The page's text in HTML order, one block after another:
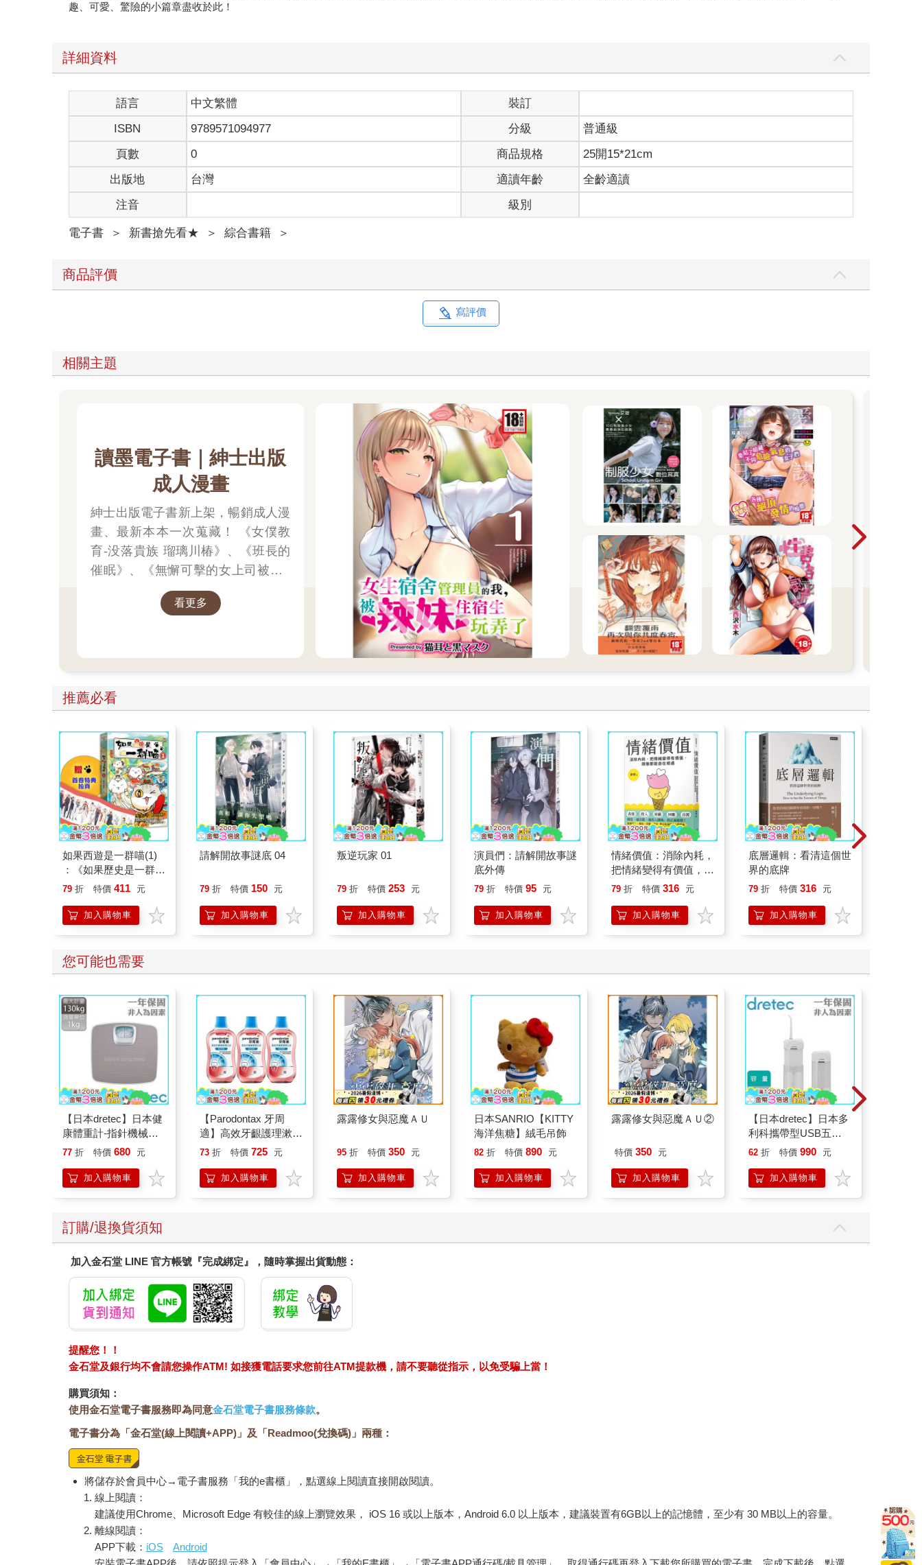
趣、可愛、驚險的小篇章盡收於此！
詳細資料
語言 中文繁體
裝訂
ISBN
9789571094977 分級
普通級
頁數
0 商品規格
25開15*21cm
出版地
台灣 適讀年齡
全齡適讀
注音
級別
電子書 ＞ 新書搶先看★ ＞ 綜合書籍 ＞
商品評價
寫評價
相關主題
讀墨電子書｜紳士出版
成人漫畫
紳士出版電子書新上架，暢銷成人漫
畫、最新本本一次蒐藏！ 《女僕教
育-没落貴族 瑠璃川椿》、《班長的
催眠》、《無懈可擊的女上司被●得
死去活來》等熱門系列作品任君挑
選，隨時開讀無負擔，立即體驗專屬
看更多
推薦必看
如果西遊是一群喵(1)
：《如果歷史是一群
喵》作者最新力作，附
79 折 特價 411 元
加入購物車
請解開故事謎底 04
79 折 特價 150 元
加入購物車
叛逆玩家 01
79 折 特價 253 元
加入購物車
演員們：請解開故事謎
底外傳
79 折 特價 95 元
加入購物車
情緒價值：消除內耗，
把情緒變得有價值，跟
誰都能自在相處
79 折 特價 316 元
加入購物車
底層邏輯：看清這個世
界的底牌
79 折 特價 316 元
加入購物車
您可能也需要
【日本dretec】日本健
康體重計-指針機械式-
灰色(BS-306GYKO)
77 折 特價 680 元
加入購物車
【Parodontax 牙周
適】高效牙齦護理漱口
水-極淨清新500mlx3
73 折 特價 725 元
加入購物車
露露修女與惡魔ＡＵ
95 折 特價 350 元
加入購物車
日本SANRIO【KITTY
海洋焦糖】絨毛吊飾
82 折 特價 890 元
加入購物車
露露修女與惡魔ＡＵ②
特價 350 元
加入購物車
【日本dretec】日本多
利科攜帶型USB五段
式電動沖牙機-白
62 折 特價 990 元
加入購物車
訂購/退換貨須知
加入金石堂 LINE 官方帳號『完成綁定』，隨時掌握出貨動態：
提醒您！！
金石堂及銀行均不會請您操作ATM! 如接獲電話要求您前往ATM提款機，請不要聽從指示，以免受騙上當！
購買須知：
使用金石堂電子書服務即為同意金石堂電子書服務條款。
電子書分為「金石堂(線上閱讀+APP)」及「Readmoo(兌換碼)」兩種：
將儲存於會員中心→電子書服務「我的e書櫃」，點選線上閱讀直接開啟閱讀。
線上閱讀：
建議使用Chrome、Microsoft Edge 有較佳的線上瀏覽效果， iOS 16 或以上版本，Android 6.0 以上版本，建議裝置有6GB以上的記憶體，至少有 30 MB以上的容量。
離線閱讀：
APP下載： iOS
Android